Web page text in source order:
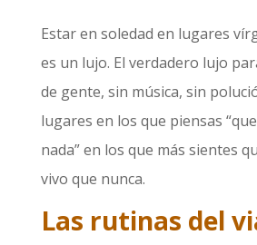
Estar en soledad en lugares
es un lujo. El verdadero lujo
de gente, sin música, sin
lugares en los que piensas
nada” en los que más sientes
vivo que nunca.
Las rutinas del